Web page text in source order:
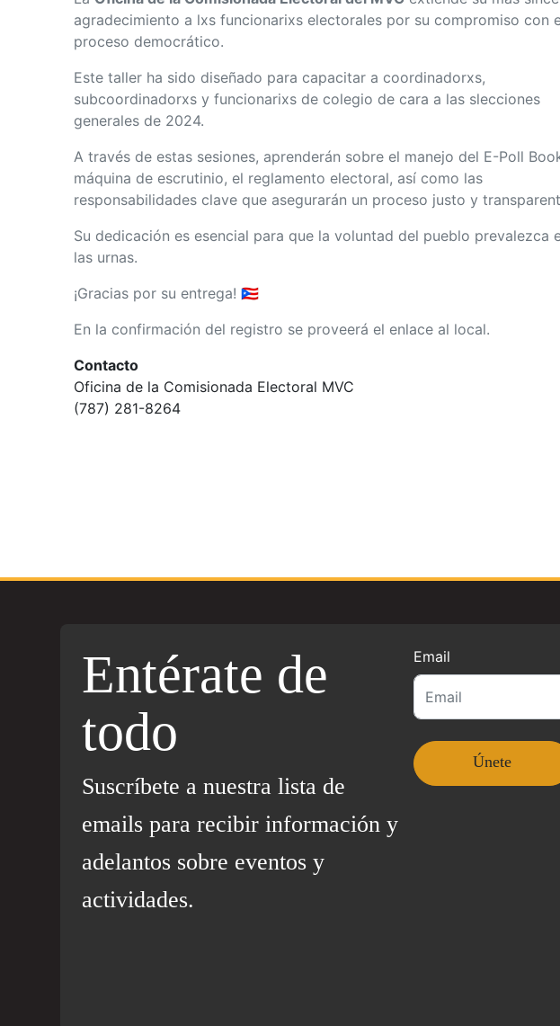
agradecimiento a lxs funcionarixs electorales por su compromiso con
proceso democrático.
Este taller ha sido diseñado para capacitar a coordinadorxs,
subcoordinadorxs y funcionarixs de colegio de cara a las slecciones
generales de 2024.
A través de estas sesiones, aprenderán sobre el manejo del E-Poll
máquina de escrutinio, el reglamento electoral, así como las
responsabilidades clave que asegurarán un proceso justo y
Su dedicación es esencial para que la voluntad del pueblo prevalezca
las urnas.
¡Gracias por su entrega! 🇵🇷
En la confirmación del registro se proveerá el enlace al local.
Contacto
Oficina de la Comisionada Electoral MVC
(787) 281-8264
Entérate de
todo
Suscríbete a nuestra lista de
emails para recibir información y
adelantos sobre eventos y
actividades.
Email